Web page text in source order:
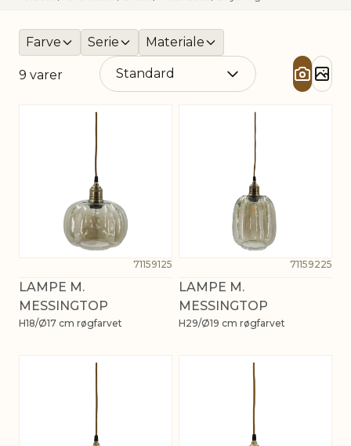
Farve Serie Materiale
9 varer
71159125
LAMPE M.
MESSINGTOP
H18/Ø17 cm røgfarvet
71159225
LAMPE M.
MESSINGTOP
H29/Ø19 cm røgfarvet